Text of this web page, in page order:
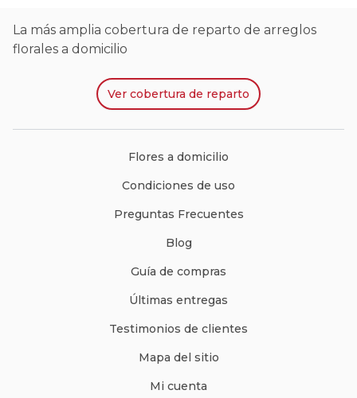
La más amplia cobertura de reparto de arreglos
florales a domicilio
Ver cobertura de reparto
Flores a domicilio
Condiciones de uso
Preguntas Frecuentes
Blog
Guía de compras
Últimas entregas
Testimonios de clientes
Mapa del sitio
Mi cuenta